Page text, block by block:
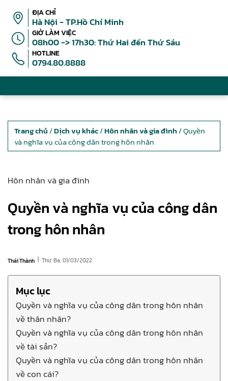
ĐỊA CHỈ
Hà Nội - TP.Hồ Chí Minh
GIỜ LÀM VIỆC
08h00 -> 17h30: Thứ Hai đến Thứ Sáu
HOTLINE
0794.80.8888
Trang chủ /Dịch vụ khác/Hôn nhân và gia đình / Quyền
và nghĩa vụ của công dân trong hôn nhân
Hôn nhân và gia đình
Quyền và nghĩa vụ của công dân
trong hôn nhân
Thái Thành | Thứ Ba, 01/03/2022
Mục lục
Quyền và nghĩa vụ của công dân trong hôn nhân
về thân nhân?
Quyền và nghĩa vụ của công dân trong hôn nhân
về tài sản?
Quyền và nghĩa vụ của công dân trong hôn nhân
về con cái?